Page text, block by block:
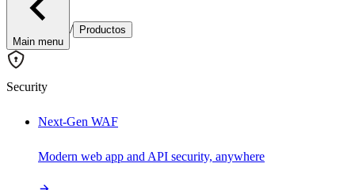
Main menu
/ Productos
Security
Next-Gen WAF
Modern web app and API security, anywhere